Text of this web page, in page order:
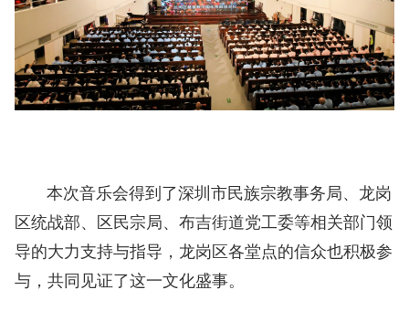
本次音乐会得到了深圳市民族宗教事务局、龙岗
区统战部、区民宗局、布吉街道党工委等相关部门领
导的大力支持与指导，龙岗区各堂点的信众也积极参
与，共同见证了这一文化盛事。